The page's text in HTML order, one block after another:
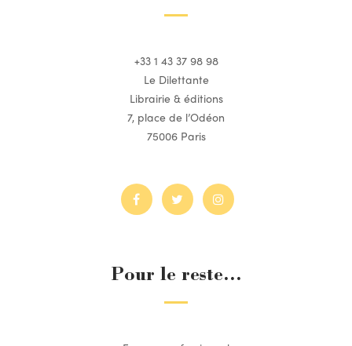
+33 1 43 37 98 98
Le Dilettante
Librairie & éditions
7, place de l’Odéon
75006 Paris
Pour le reste...